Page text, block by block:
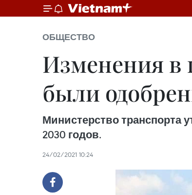
ОБЩЕСТВО
Изменения в
были
Министерство транспорта
2030 годов.
24/02/2021 10:24